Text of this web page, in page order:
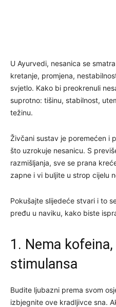
U Ayurvedi, nesanica se
kretanje, promjena,
svjetlo. Kako bi preokrenuli
suprotno: tišinu, stabilnost,
težinu.
Živčani sustav je poremećen i
što uzrokuje nesanicu. S
razmišljanja, sve se prana
zapne i vi buljite u strop cijelu
Pokušajte slijedeće stvari i to
pređu u naviku, kako biste
1. Nema
stimulansa
Budite ljubazni prema svom
izbjegnite ove kradljivce sna.